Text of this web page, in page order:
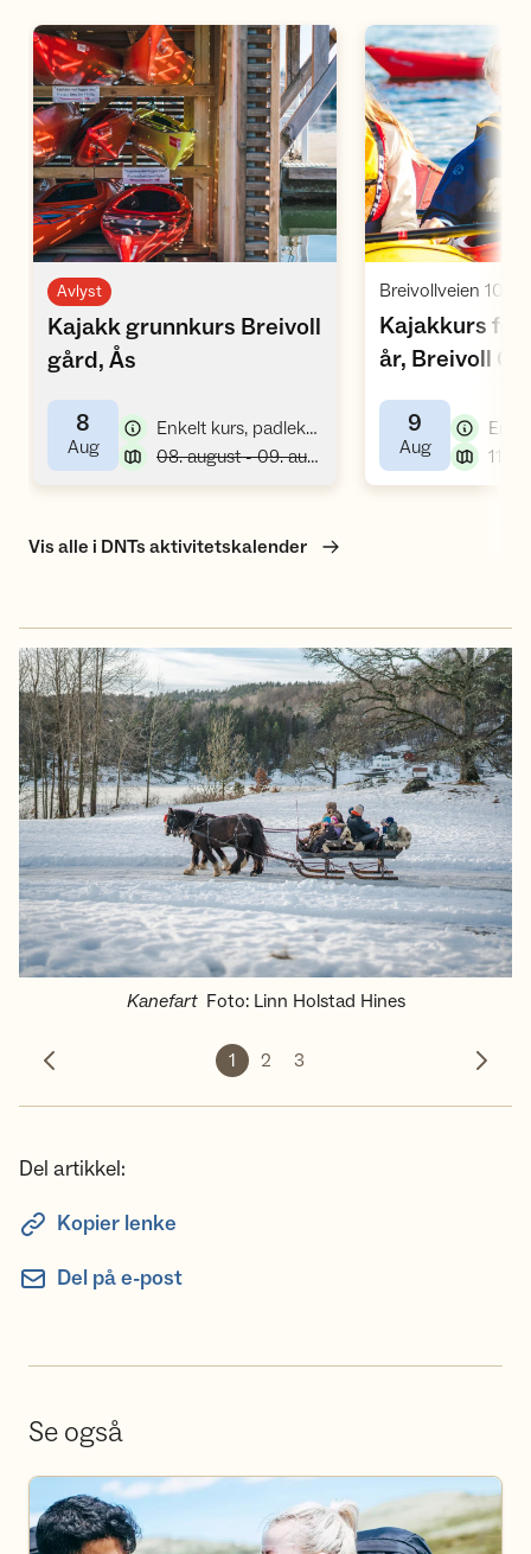
Åpne aktivitet
Avlyst
Kajakk grunnkurs Breivoll
gård, Ås
8
Aug,
Enkelt kurs, padlekurs
08. august - 09. august
Breivollveien 100
Kajakkurs for
år, Breivoll
9
Aug,
Vis alle i DNTs aktivitetskalender
Kanefart Foto: Linn Holstad Hines
Forrige bilde
1 2 3
Del artikkel:
Kopier lenke
Del på e-post
Se også
Bli frivillig